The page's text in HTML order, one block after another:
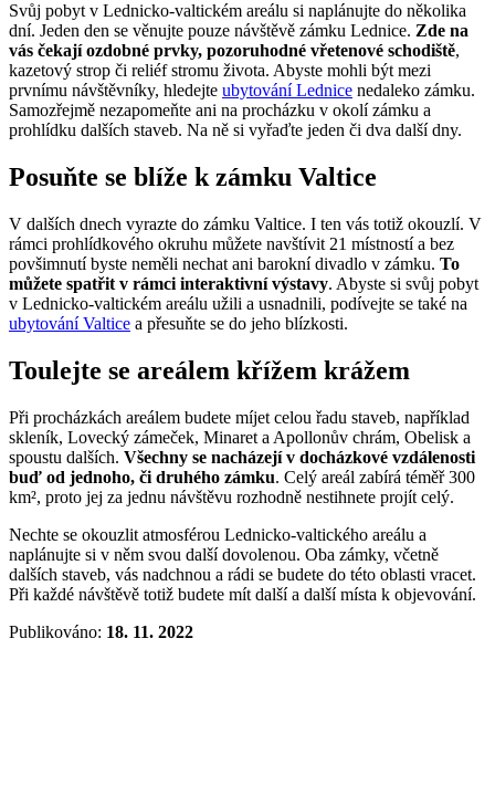
Svůj pobyt v Lednicko-valtickém areálu si naplánujte do několika
dní. Jeden den se věnujte pouze návštěvě zámku Lednice. Zde na
vás čekají ozdobné prvky, pozoruhodné vřetenové schodiště,
kazetový strop či reliéf stromu života. Abyste mohli být mezi
prvnímu návštěvníky, hledejte ubytování Lednice nedaleko zámku.
Samozřejmě nezapomeňte ani na procházku v okolí zámku a
prohlídku dalších staveb. Na ně si vyřaďte jeden či dva další dny.
Posuňte se blíže k zámku Valtice
V dalších dnech vyrazte do zámku Valtice. I ten vás totiž okouzlí. V
rámci prohlídkového okruhu můžete navštívit 21 místností a bez
povšimnutí byste neměli nechat ani barokní divadlo v zámku. To
můžete spatřit v rámci interaktivní výstavy. Abyste si svůj pobyt
v Lednicko-valtickém areálu užili a usnadnili, podívejte se také na
ubytování Valtice a přesuňte se do jeho blízkosti.
Toulejte se areálem křížem krážem
Při procházkách areálem budete míjet celou řadu staveb, například
skleník, Lovecký zámeček, Minaret a Apollonův chrám, Obelisk a
spoustu dalších. Všechny se nacházejí v docházkové vzdálenosti
buď od jednoho, či druhého zámku. Celý areál zabírá téměř 300
km², proto jej za jednu návštěvu rozhodně nestihnete projít celý.
Nechte se okouzlit atmosférou Lednicko-valtického areálu a
naplánujte si v něm svou další dovolenou. Oba zámky, včetně
dalších staveb, vás nadchnou a rádi se budete do této oblasti vracet.
Při každé návštěvě totiž budete mít další a další místa k objevování.
Publikováno: 18. 11. 2022